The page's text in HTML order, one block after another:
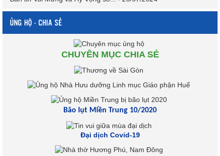
ỦNG HỘ - CHIA SẺ
CHUYÊN MỤC CHIA SẺ
Bão lụt Miền Trung 10/2020
Đại dịch Covid-19